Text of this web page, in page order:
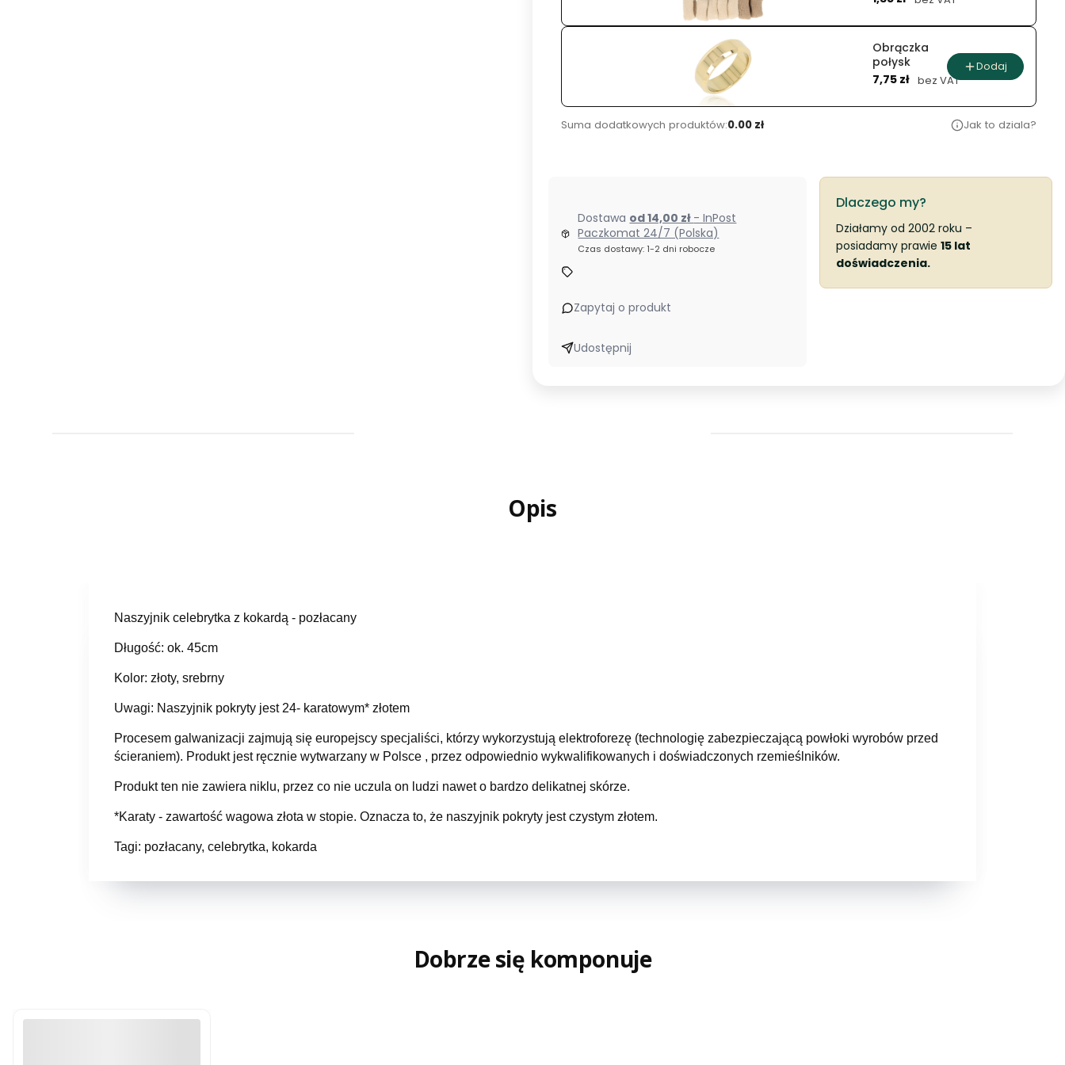
Obrączka
połysk
Cena
7,75 zł bez VAT
Dodaj
Suma dodatkowych produktów:0.00 zł Jak to dziala?
Dostawa od 14,00 zł - InPost
Paczkomat 24/7 (Polska)
Czas dostawy: 1-2 dni robocze
Zapytaj o produkt
Udostępnij
Dlaczego my?
Działamy od 2002 roku –
posiadamy prawie 15 lat
doświadczenia.
Opis
Naszyjnik celebrytka z kokardą - pozłacany
Długość: ok. 45cm
Kolor: złoty, srebrny
Uwagi: Naszyjnik pokryty jest 24- karatowym* złotem
Procesem galwanizacji zajmują się europejscy specjaliści, którzy wykorzystują elektroforezę (technologię zabezpieczającą powłoki wyrobów przed
ścieraniem). Produkt jest ręcznie wytwarzany w Polsce , przez odpowiednio wykwalifikowanych i doświadczonych rzemieślników.
Produkt ten nie zawiera niklu, przez co nie uczula on ludzi nawet o bardzo delikatnej skórze.
*Karaty - zawartość wagowa złota w stopie. Oznacza to, że naszyjnik pokryty jest czystym złotem.
Tagi: pozłacany, celebrytka, kokarda
Dobrze się komponuje